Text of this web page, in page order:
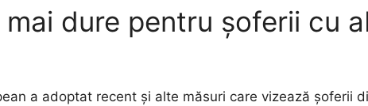
mai dure pentru șoferii cu
a adoptat recent și alte măsuri care vizează șoferii